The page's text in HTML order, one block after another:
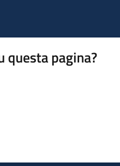
questa pagina?